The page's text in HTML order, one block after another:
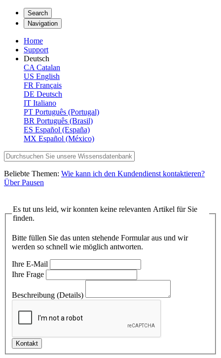
Search
Navigation
Home
Support
Deutsch
CA Catalan
US English
FR Français
DE Deutsch
IT Italiano
PT Português (Portugal)
BR Português (Brasil)
ES Español (España)
MX Español (México)
Beliebte Themen: Wie kann ich den Kundendienst kontaktieren?
Über Pausen
Es tut uns leid, wir konnten keine relevanten Artikel für Sie
finden.
Bitte füllen Sie das unten stehende Formular aus und wir
werden so schnell wie möglich antworten.
Ihre E-Mail
Ihre Frage
Beschreibung (Details)